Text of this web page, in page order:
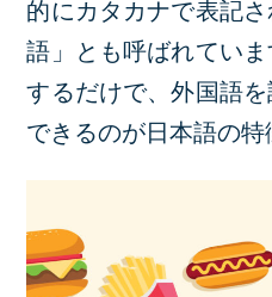
的にカタカナで表記
語」とも呼ばれてい
するだけで、外国語
できるのが日本語の特